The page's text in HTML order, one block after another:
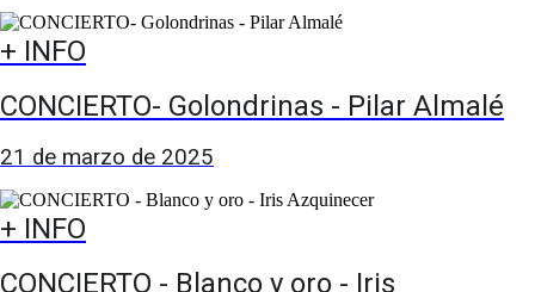
+ INFO
CONCIERTO- Golondrinas - Pilar Almalé
21 de marzo de 2025
+ INFO
CONCIERTO - Blanco y oro - Iris